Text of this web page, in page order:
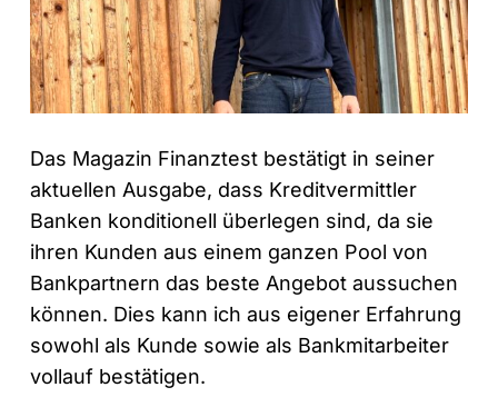
Das Magazin Finanztest bestätigt in seiner
aktuellen Ausgabe, dass Kreditvermittler
Banken konditionell überlegen sind, da sie
ihren Kunden aus einem ganzen Pool von
Bankpartnern das beste Angebot aussuchen
können. Dies kann ich aus eigener Erfahrung
sowohl als Kunde sowie als Bankmitarbeiter
vollauf bestätigen.